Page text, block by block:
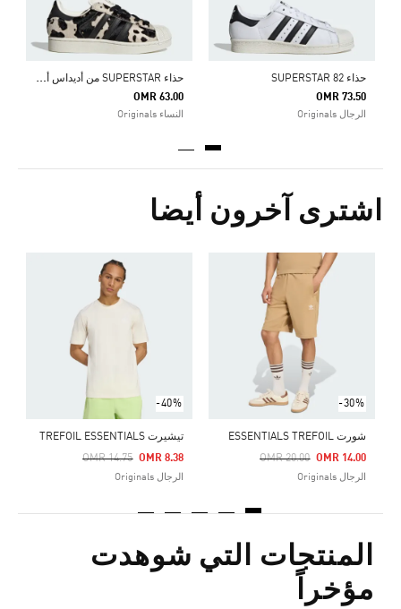
حذاء SUPERSTAR 82
OMR 73.50
الرجال Originals
ح
ذاء SUPERSTAR من أديداس أوريجينالز II
OMR 63.00
النساء Originals
اشترى آخرون أيضا
-30%
شورت ESSENTIALS TREFOIL
Price Reduced From
OMR 20.00
To OMR 14.00
الرجال Originals
-40%
تيشيرت TREFOIL ESSENTIALS
Price Reduced From
OMR 14.75
To OMR 8.38
الرجال Originals
Price Reduced From
المنتجات التي شوهدت
مؤخراً